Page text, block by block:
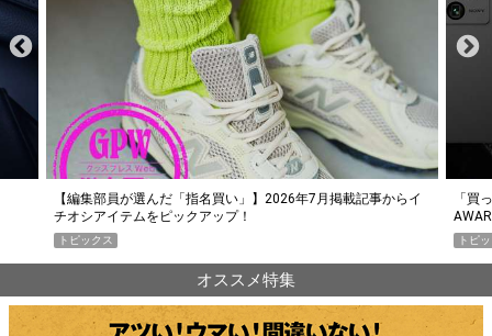
「買って損なし」の極上スマホ5選【GoodsPress 2026上半期
AWARD】
トピックス
薄着
PR
オススメ特集